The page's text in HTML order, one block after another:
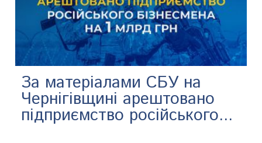
За матеріалами СБУ на
Чернігівщині арештовано
підприємство російського...